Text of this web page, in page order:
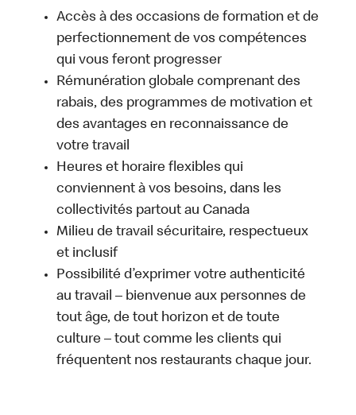
Accès à des occasions de formation et de
perfectionnement de vos compétences
qui vous feront progresser
Rémunération globale comprenant des
rabais, des programmes de motivation et
des avantages en reconnaissance de
votre travail
Heures et horaire flexibles qui
conviennent à vos besoins, dans les
collectivités partout au Canada
Milieu de travail sécuritaire, respectueux
et inclusif
Possibilité d’exprimer votre authenticité
au travail – bienvenue aux personnes de
tout âge, de tout horizon et de toute
culture – tout comme les clients qui
fréquentent nos restaurants chaque jour.